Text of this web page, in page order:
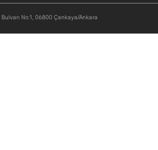
No:1, 06800 Çankaya/Ankara